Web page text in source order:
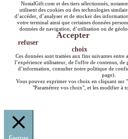
NostalGift.com et des tiers sélectionnés,
utilisent des cookies ou des technologies
d’accéder, d’analyser et de stocker des
votre terminal ainsi que certaines données
données de navigation, d’utilisation ou de
Accepter
refuser
choix
Ces données sont traitées aux fins suivantes entre
l’expérience utilisateur, de l'offre de contenus, de
d’information, consulter notre politique de
page).
Vous pouvez exprimer vos choix en cliquant sur
"Paramétrez vos choix", et les modifier à